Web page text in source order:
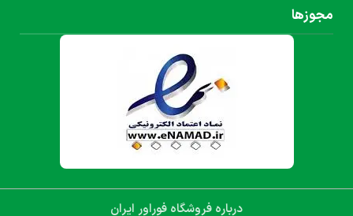
مجوزها
درباره فروشگاه فوراور ایران